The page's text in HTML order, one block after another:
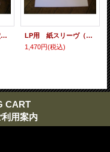
LP用 コート紙丸穴ジャケ 10枚セット
LP用 紙スリーヴ（レギュラー 四角の角） 10枚セット
1,470円(税込)
CART
利用案内